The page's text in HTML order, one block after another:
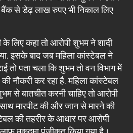
से डेढ़ लाख रुपए भी निकाल लिए
लिए कहा तो आरोपी शुभम ने शादी
इसके बाद जब महिला कांस्टेबल ने
तो पता चला कि शुभम तो वन विभाग में
नौकरी कर रहा है. महिला कांस्टेबल
से बातचीत करनी चाहिए तो आरोपी
मारपीट की और जान से मारने की
की तहरीर के आधार पर आरोपी